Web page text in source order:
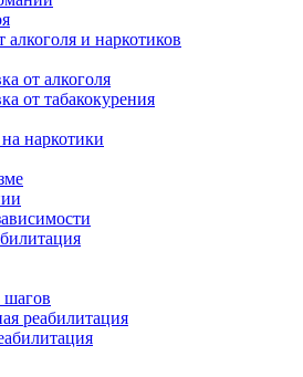
алкоголя и наркотиков
от алкоголя
от табакокурения
наркотики
реабилитация